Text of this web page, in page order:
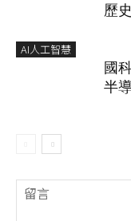
歷
AI人工智慧
國
半